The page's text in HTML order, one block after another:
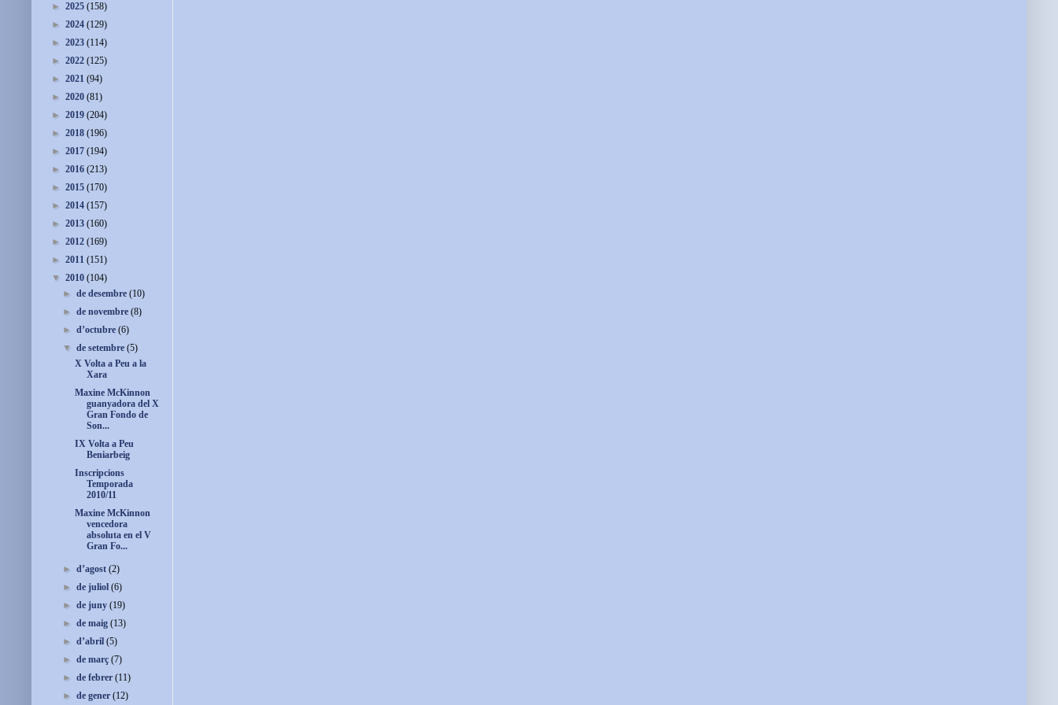
► 2025 (158)
► 2024 (129)
► 2023 (114)
► 2022 (125)
► 2021 (94)
► 2020 (81)
► 2019 (204)
► 2018 (196)
► 2017 (194)
► 2016 (213)
► 2015 (170)
► 2014 (157)
► 2013 (160)
► 2012 (169)
► 2011 (151)
▼ 2010 (104)
►de desembre(10)
►de novembre(8)
►d’octubre(6)
▼de setembre(5)
X Volta a Peu a la
Xara
Maxine McKinnon
guanyadora del X
Gran Fondo de
Son...
IX Volta a Peu
Beniarbeig
Inscripcions
Temporada
2010/11
Maxine McKinnon
vencedora
absoluta en el V
Gran Fo...
►d’agost(2)
►de juliol(6)
►de juny(19)
►de maig(13)
►d’abril(5)
►de març(7)
►de febrer(11)
►de gener(12)